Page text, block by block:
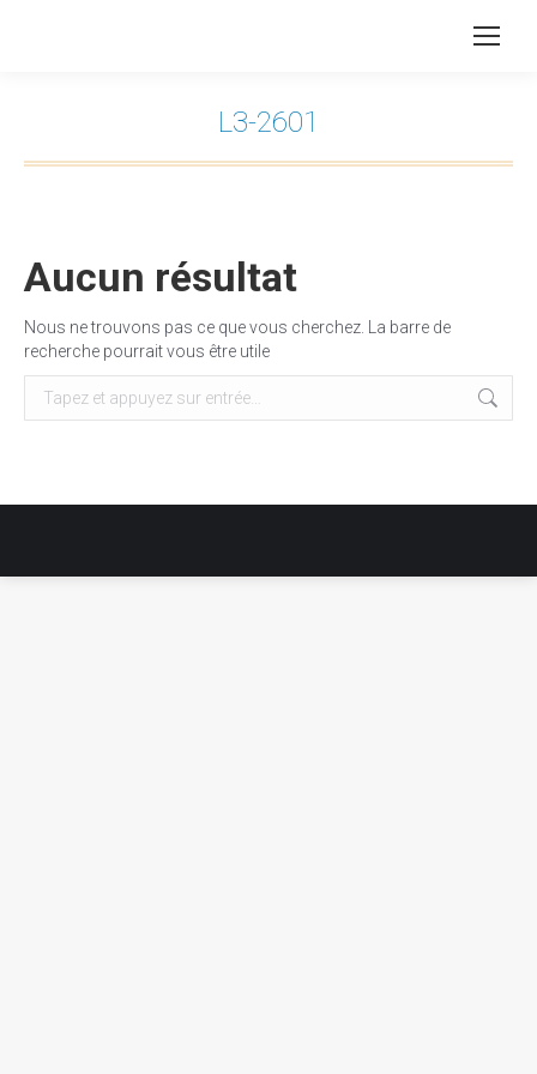
L3-2601
Aucun résultat
Nous ne trouvons pas ce que vous cherchez. La barre de
recherche pourrait vous être utile
Recherche